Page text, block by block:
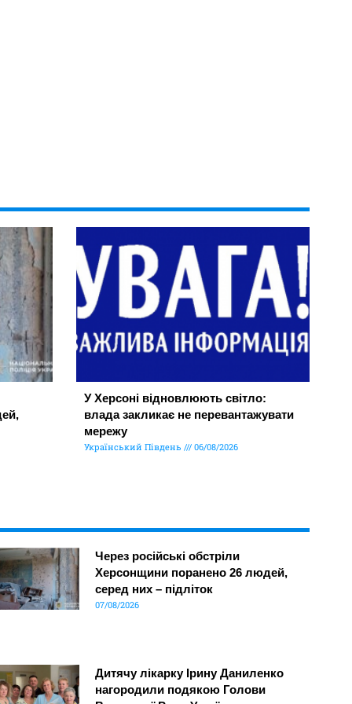
У Херсоні відновлюють світло:
влада закликає не перевантажувати
мережу
Український Південь 06/08/2026
Через російські обстріли
Херсонщини поранено 26 людей,
серед них – підліток
07/08/2026
Дитячу лікарку Ірину Даниленко
нагородили подякою Голови